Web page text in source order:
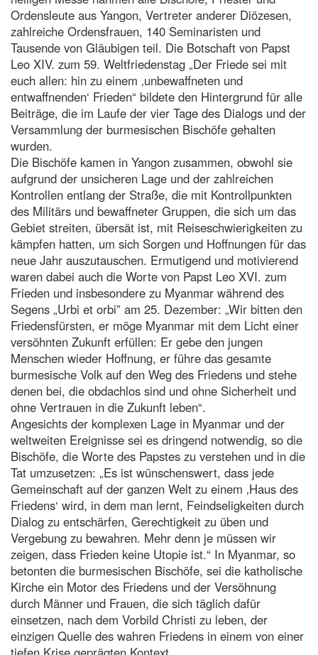
Ordensleute aus Yangon, Vertreter anderer Diözesen,
zahlreiche Ordensfrauen, 140 Seminaristen und
Tausende von Gläubigen teil. Die Botschaft von Papst
Leo XIV. zum 59. Weltfriedenstag „Der Friede sei mit
euch allen: hin zu einem ‚unbewaffneten und
entwaffnenden‘ Frieden“ bildete den Hintergrund für alle
Beiträge, die im Laufe der vier Tage des Dialogs und der
Versammlung der burmesischen Bischöfe gehalten
wurden.
Die Bischöfe kamen in Yangon zusammen, obwohl sie
aufgrund der unsicheren Lage und der zahlreichen
Kontrollen entlang der Straße, die mit Kontrollpunkten
des Militärs und bewaffneter Gruppen, die sich um das
Gebiet streiten, übersät ist, mit Reiseschwierigkeiten zu
kämpfen hatten, um sich Sorgen und Hoffnungen für das
neue Jahr auszutauschen. Ermutigend und motivierend
waren dabei auch die Worte von Papst Leo XVI. zum
Frieden und insbesondere zu Myanmar während des
Segens „Urbi et orbi” am 25. Dezember: „Wir bitten den
Friedensfürsten, er möge Myanmar mit dem Licht einer
versöhnten Zukunft erfüllen: Er gebe den jungen
Menschen wieder Hoffnung, er führe das gesamte
burmesische Volk auf den Weg des Friedens und stehe
denen bei, die obdachlos sind und ohne Sicherheit und
ohne Vertrauen in die Zukunft leben“.
Angesichts der komplexen Lage in Myanmar und der
weltweiten Ereignisse sei es dringend notwendig, so die
Bischöfe, die Worte des Papstes zu verstehen und in die
Tat umzusetzen: „Es ist wünschenswert, dass jede
Gemeinschaft auf der ganzen Welt zu einem ‚Haus des
Friedens‘ wird, in dem man lernt, Feindseligkeiten durch
Dialog zu entschärfen, Gerechtigkeit zu üben und
Vergebung zu bewahren. Mehr denn je müssen wir
zeigen, dass Frieden keine Utopie ist.“ In Myanmar, so
betonten die burmesischen Bischöfe, sei die katholische
Kirche ein Motor des Friedens und der Versöhnung
durch Männer und Frauen, die sich täglich dafür
einsetzen, nach dem Vorbild Christi zu leben, der
einzigen Quelle des wahren Friedens in einem von einer